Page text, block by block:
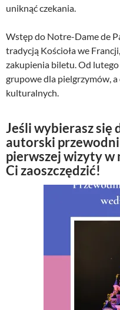
uniknąć czekania.
Wstęp do Notre-Dame de
tradycją Kościoła we
zakupienia biletu. Od
grupowe dla pielgrzymów,
kulturalnych.
Jeśli wybierasz się
autorski
pierwszej wizyty w
Ci zaoszczędzić!